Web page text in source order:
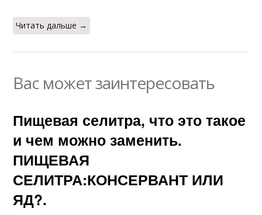
Читать дальше →
Вас может заинтересовать
Пищевая селитра, что это такое
и чем можно заменить.
ПИЩЕВАЯ
СЕЛИТРА:КОНСЕРВАНТ ИЛИ
ЯД?.